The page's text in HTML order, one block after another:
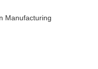
Manufacturing